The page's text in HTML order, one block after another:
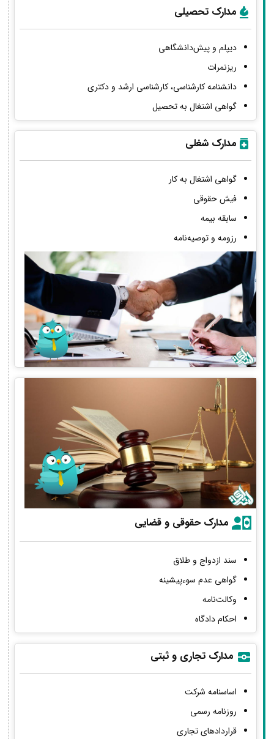
مدارک تحصیلی
دیپلم و پیش‌دانشگاهی
ریزنمرات
دانشنامه کارشناسی، کارشناسی ارشد و دکتری
گواهی اشتغال به تحصیل
مدارک شغلی
گواهی اشتغال به کار
فیش حقوقی
سابقه بیمه
رزومه و توصیه‌نامه
مدارک حقوقی و قضایی
سند ازدواج و طلاق
گواهی عدم سوءپیشینه
وکالت‌نامه
احکام دادگاه
مدارک تجاری و ثبتی
اساسنامه شرکت
روزنامه رسمی
قراردادهای تجاری